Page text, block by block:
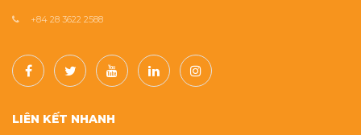
+84 28 3622 2588
LIÊN KẾT NHANH